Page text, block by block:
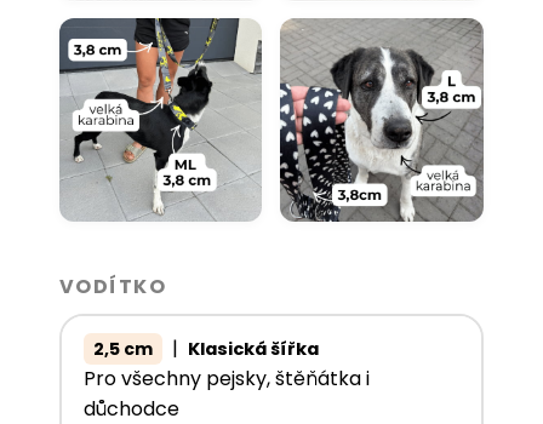
VODÍTKO
2,5 cm | Klasická šířka
Pro všechny pejsky, štěňátka i
důchodce